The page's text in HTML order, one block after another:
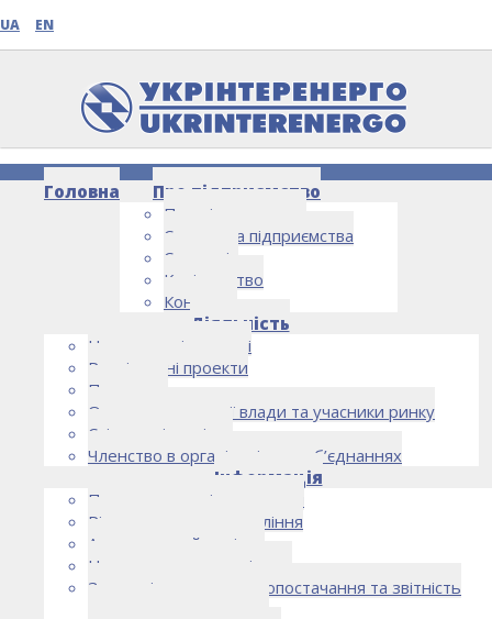
UA EN
Головна
Про підприємство
Про підприємство
Структура підприємства
Стратегія
Керівництво
Контакти
Діяльність
Напрямки діяльності
Реалізовані проекти
Партнери
Органи державної влади та учасники ринку
Спільна діяльність
Членство в організаціях та об’єднаннях
Інформація
Правоустановчі документи
Рішення органу управління
Аудиторський комітет
Нормативно-правові акти
Загальні умови електропостачання та звітність
НОВИНИ